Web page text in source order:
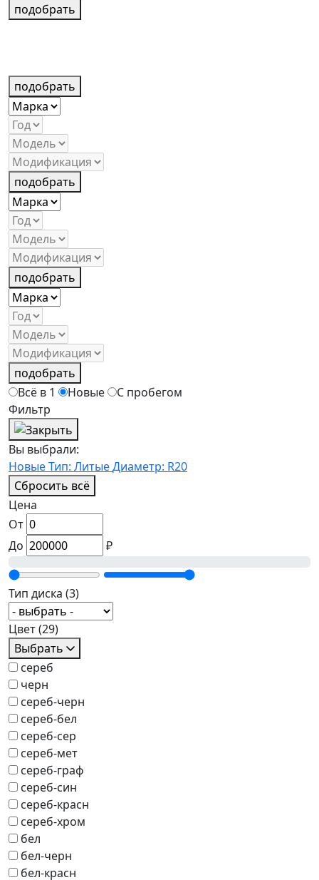
подобрать
подобрать
подобрать
подобрать
подобрать
Всё в 1
Новые
С пробегом
Фильтр
Вы выбрали:
НовыеТип: ЛитыеДиаметр: R20
Сбросить всё
Цена
От
До
₽
Тип диска (3)
Цвет(29)
Выбрать
сереб
черн
сереб-черн
сереб-бел
сереб-сер
сереб-мет
сереб-граф
сереб-син
сереб-красн
сереб-хром
бел
бел-черн
бел-красн